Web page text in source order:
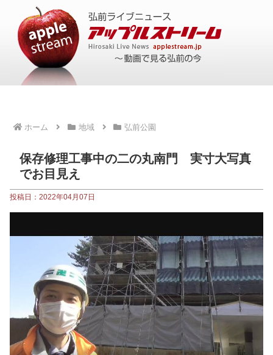
ホーム 地域 弘前公園
保存修理工事中の二の丸南門 実寸大写真
でお目見え
投稿日：2022年04月07日